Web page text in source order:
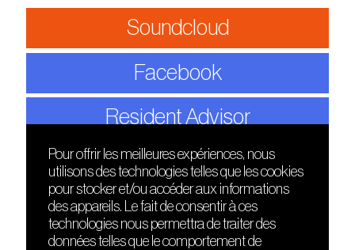
Soundcloud
Facebook
Resident Advisor
DÉCOUVRIR
Le lieu
Contact
Presse
Cours de DJing
FRIENDS
Nuits sonores
HEAT
Hôtel71
La Gaîté Lyrique
Pour offrir les meilleures expériences, nous
utilisons des technologies telles que les cookies
pour stocker et/ou accéder aux informations
des appareils. Le fait de consentir à ces
technologies nous permettra de traiter des
données telles que le comportement de